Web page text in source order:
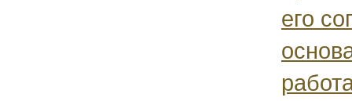
его